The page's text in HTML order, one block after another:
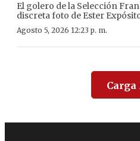
El golero de la Selección
discreta foto de Ester
Agosto 5, 2026 12:23 p. m.
Carga